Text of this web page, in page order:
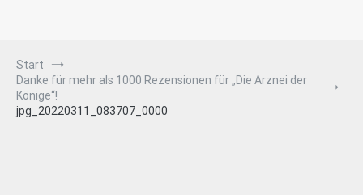
Start
Danke für mehr als 1000 Rezensionen für „Die Arznei der
Könige“!
jpg_20220311_083707_0000